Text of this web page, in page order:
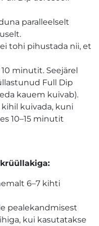
paralleelselt
tohi pihustada nii, et
minutit. Seejärel
Full Dip
kauem kuivab).
kuivada, kuni
10–15 minutit
6–7 kihti
pealekandmisest
kui kasutatakse